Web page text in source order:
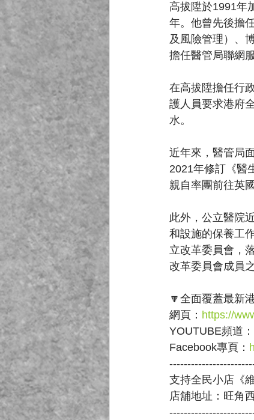
高拔陞於1991年
年。他曾先後擔
及風險管理）、
擔任醫管局聯網
在高拔陞擔任行
護人員要求港府
水。
近年來，醫管局
2021年修訂《醫
親自率團前往英
此外，公立醫院
和設施的保養工
立改革委員會，
改革委員會成員之
🔽全面覆蓋最新
網頁： https://
YOUTUBE頻道：
Facebook專頁：
支持全民小店《
店舖地址：旺角